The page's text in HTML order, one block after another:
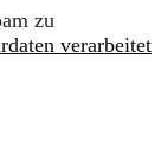
zu
verarbeitet